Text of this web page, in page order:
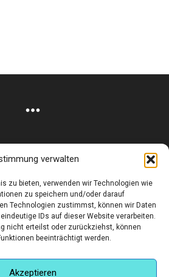
verwalten
zu bieten, verwenden wir Technologien wie
zu speichern und/oder darauf
Technologien zustimmst, können wir Daten
IDs auf dieser Website verarbeiten.
nicht erteilst oder zurückziehst, können
beeinträchtigt werden.
Akzeptieren
80469, Germany
72
–19.30 UHR · SA. 11.00 –18.00
AGB
Hilfe & Kontakt
Sie eine Unterkunft in München